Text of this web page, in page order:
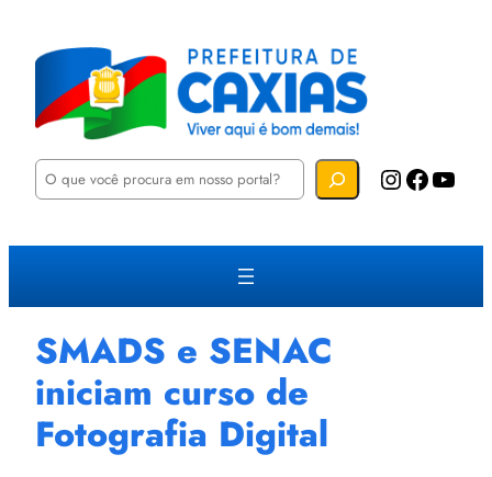
P
u
a
Instagram Facebook YouTube
SMADS e SENAC
iniciam curso de
Fotografia Digital